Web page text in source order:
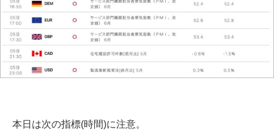
本日は次の指標(時間)に注意。